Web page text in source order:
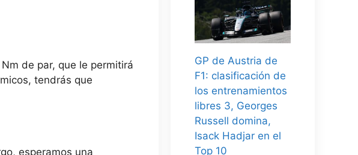
de par, que le permitirá
tendrás que
esperamos una
GP de Austria de
F1: clasificación de
los entrenamientos
libres 3, Georges
Russell domina,
Isack Hadjar en el
Top 10